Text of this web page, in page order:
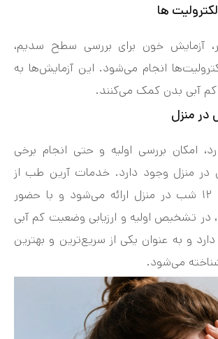
ها
آزمایش خون برای بررسی سطح سدیم،
انجام می‌شود. این آزمایش‌ها به
آبی بدن کمک می‌کنند.
منزل
امکان بررسی اولیه و حتی انجام برخی
منزل وجود دارد. خدمات آرین طب از
ساعت ۶ صبح تا ۱۲ شب در منزل ارائه می‌شود و با حضور
در تشخیص اولیه و ارزیابی وضعیت کم‌ آبی
و به عنوان یکی از سریع‌ترین و بهترین
می‌شود.